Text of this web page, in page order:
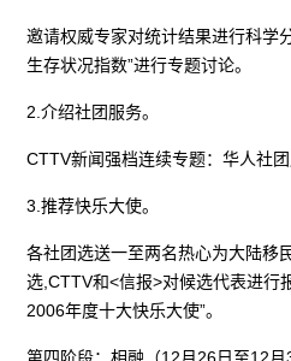
邀请权威专家对统计结果进行科学
生存状况指数”进行专题讨论。
2.介绍社团服务。
CTTV新闻强档连续专题：华人社
3.推荐快乐大使。
各社团选送一至两名热心为大陆移
选,CTTV和<信报>对候选代表进行
2006年度十大快乐大使”。